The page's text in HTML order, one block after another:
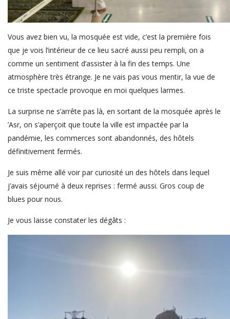
Vous avez bien vu, la mosquée est vide, c’est la première fois
que je vois l’intérieur de ce lieu sacré aussi peu rempli, on a
comme un sentiment d’assister à la fin des temps. Une
atmosphère très étrange. Je ne vais pas vous mentir, la vue de
ce triste spectacle provoque en moi quelques larmes.
La surprise ne s’arrête pas là, en sortant de la mosquée après le
’Asr, on s’aperçoit que toute la ville est impactée par la
pandémie, les commerces sont abandonnés, des hôtels
définitivement fermés.
Je suis même allé voir par curiosité un des hôtels dans lequel
j’avais séjourné à deux reprises : fermé aussi. Gros coup de
blues pour nous.
Je vous laisse constater les dégâts :